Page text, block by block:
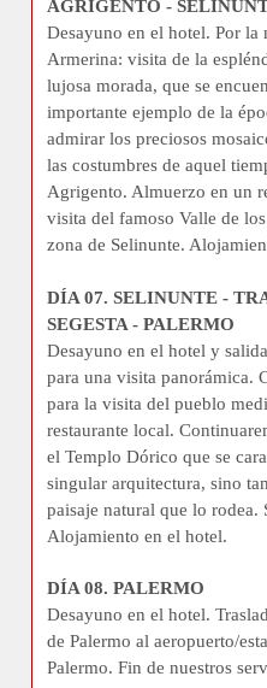
AGRIGENTO -
Desayuno en el hotel. Por la
Armerina: visita de la
lujosa morada, que se
importante ejemplo de la
admirar los preciosos
las costumbres de aquel
Agrigento. Almuerzo en un
visita del famoso Valle de
zona de Selinunte.
DÍA 07. SELINUNTE -
SEGESTA - PALERMO
Desayuno en el hotel y
para una visita panorámica.
para la visita del pueblo
restaurante local.
el Templo Dórico que se
singular arquitectura, sino
paisaje natural que lo rodea.
Alojamiento en el hotel.
DÍA 08. PALERMO
Desayuno en el hotel.
de Palermo al aeropuerto/
Palermo. Fin de nuestros